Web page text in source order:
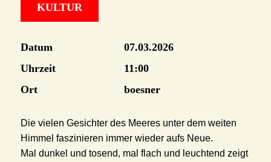
KULTUR
Datum
07.03.2026
Uhrzeit
11:00
Ort
boesner
Die vielen Gesichter des Meeres unter dem weiten
Himmel faszinieren immer wieder aufs Neue.
Mal dunkel und tosend, mal flach und leuchtend zeigt